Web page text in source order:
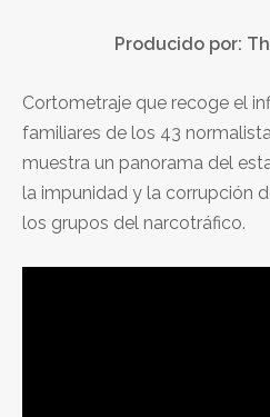
Producido por:
Cortometraje que recoge el
familiares de los 43
muestra un panorama del
la impunidad y la corrupción
los grupos del narcotráfico.